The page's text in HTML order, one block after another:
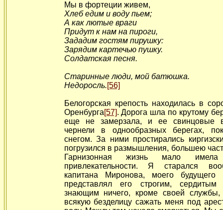
Мы в фортеции живем,
Хлеб едим и воду пьем;
А как лютые враги
Придут к нам на пироги,
Зададим гостям пирушку:
Зарядим картечью пушку.
Солдатская песня.
Старинные люди, мой батюшка.
Недоросль.[56]
Белогорская крепость находилась в
Оренбурга[57]. Дорога шла по крутому
еще не замерзала, и ее свинцовые
чернели в однообразных берегах,
снегом. За ними простирались
погрузился в размышления, большею
Гарнизонная жизнь мало
привлекательности. Я старался
капитана Миронова, моего будущего
представлял его строгим,
знающим ничего, кроме своей
всякую безделицу сажать меня под